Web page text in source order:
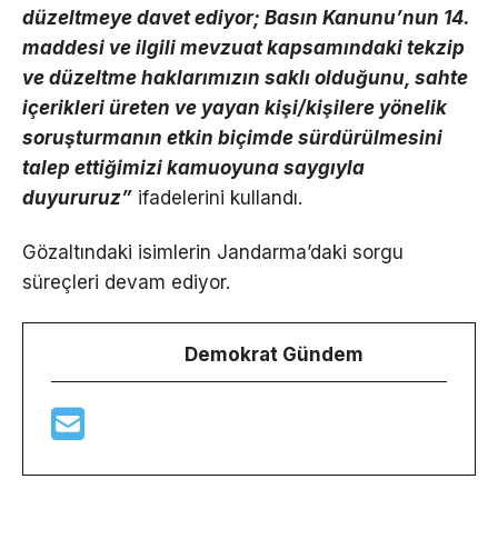
düzeltmeye davet ediyor; Basın Kanunu’nun 14.
maddesi ve ilgili mevzuat kapsamındaki tekzip
ve düzeltme haklarımızın saklı olduğunu, sahte
içerikleri üreten ve yayan kişi/kişilere yönelik
soruşturmanın etkin biçimde sürdürülmesini
talep ettiğimizi kamuoyuna saygıyla
duyururuz” ifadelerini kullandı.
Gözaltındaki isimlerin Jandarma’daki sorgu
süreçleri devam ediyor.
Demokrat Gündem